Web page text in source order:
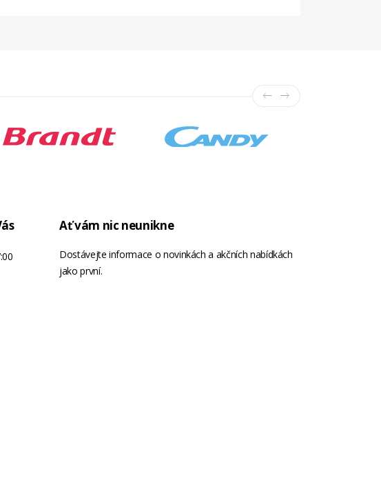
Ať vám nic neunikne
Dostávejte informace o novinkách a akčních nabídkách
jako první.